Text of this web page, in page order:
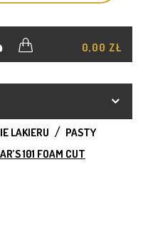
0,00 ZŁ
LAKIERU
PASTY
101 FOAM CUT